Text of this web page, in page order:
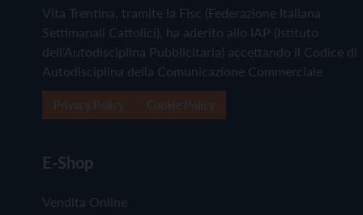
Vita Trentina, tramite la Fisc (Federazione Italiana
Settimanali Cattolici), ha aderito allo IAP (Istituto
dell'Autodisciplina Pubblicitaria) accettando il Codice di
Autodisciplina della Comunicazione Commerciale
E-Shop
Vendita Online